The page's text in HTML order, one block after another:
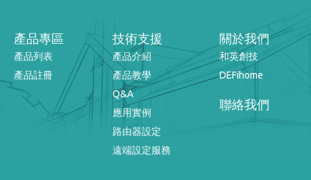
產品專區
產品列表
產品註冊
技術支援
產品介紹
產品教學
Q&A
應用實例
路由器設定
遠端設定服務
關於我們
和英創技
DEFihome
聯絡我們